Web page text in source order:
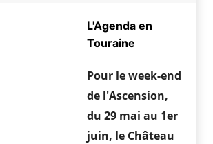
L'Agenda en
Touraine
Pour le week-end
de l'Ascension,
du 29 mai au 1er
juin, le Château